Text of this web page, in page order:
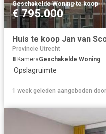
Geschakelde Woning·te koop
€ 795.000
Provincie Utrecht
8 KamersGeschakelde Woning
·Opslagruimte
1 week geleden aangeboden door